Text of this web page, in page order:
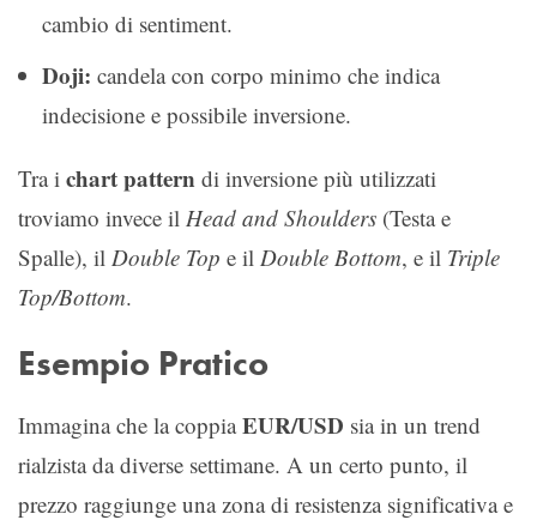
cambio di sentiment.
Doji: candela con corpo minimo che indica
indecisione e possibile inversione.
Tra i chart pattern di inversione più utilizzati
troviamo invece il Head and Shoulders (Testa e
Spalle), il Double Top e il Double Bottom, e il Triple
Top/Bottom.
Esempio Pratico
Immagina che la coppiaEUR/USD sia in un trend
rialzista da diverse settimane. A un certo punto, il
prezzo raggiunge una zona di resistenza significativa e